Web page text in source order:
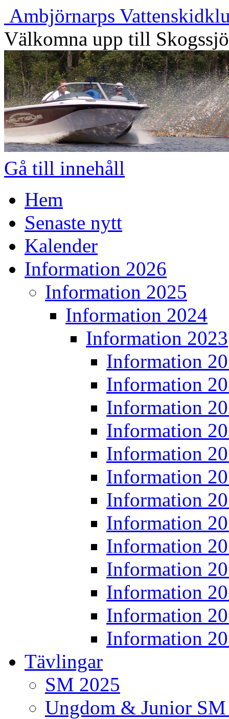
Ambjörnarps
Välkomna upp till
Gå till innehåll
Hem
Senaste nytt
Kalender
Information 2026
Information 2025
Information 2024
Information 2023
Information
Information
Information
Information
Information
Information
Information
Information
Information
Information
Information
Information
Information
Tävlingar
SM 2025
Ungdom & Junior